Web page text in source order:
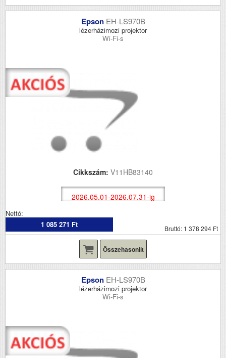
Epson EH-LS970B
lézerházimozi projektor
Wi-Fi-s
Cikkszám: V11HB83140
2026.05.01-2026.07.31-ig
Nettó:
1 085 271 Ft
Bruttó: 1 378 294 Ft
Összehasonlít
Epson EH-LS970B
lézerházimozi projektor
Wi-Fi-s